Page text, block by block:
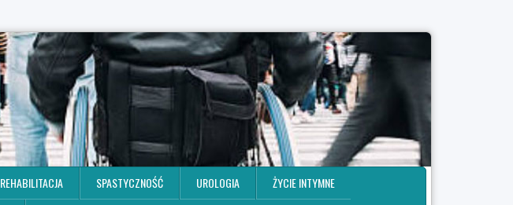
REHABILITACJA SPASTYCZNOŚĆ UROLOGIA
ŻYCIE INTYMNE